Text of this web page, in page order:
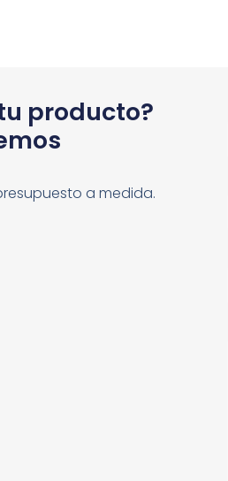
producto?
a medida.